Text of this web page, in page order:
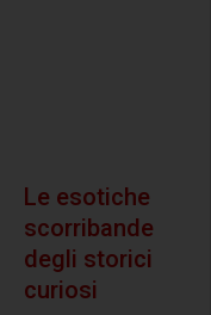
Le esotiche
scorribande
degli storici
curiosi